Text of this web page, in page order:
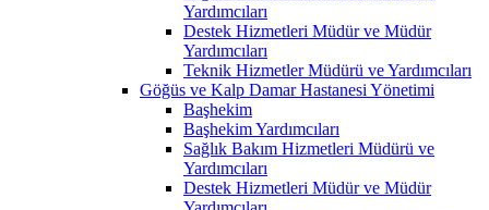
Yardımcıları
Destek Hizmetleri Müdür ve Müdür
Yardımcıları
Teknik Hizmetler Müdürü ve Yardımcıları
Göğüs ve Kalp Damar Hastanesi Yönetimi
Başhekim
Başhekim Yardımcıları
Sağlık Bakım Hizmetleri Müdürü ve
Yardımcıları
Destek Hizmetleri Müdür ve Müdür